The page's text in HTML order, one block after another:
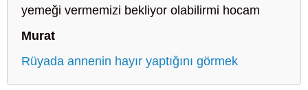
yemeği vermemizi bekliyor olabilirmi hocam
Murat
Rüyada annenin hayır yaptığını görmek